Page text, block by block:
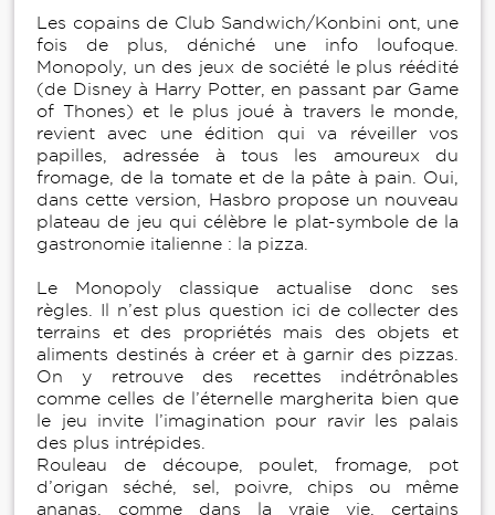
Les copains de Club Sandwich/Konbini ont, une
fois de plus, déniché une info loufoque.
Monopoly, un des jeux de société le plus réédité
(de Disney à Harry Potter, en passant par Game
of Thones) et le plus joué à travers le monde,
revient avec une édition qui va réveiller vos
papilles, adressée à tous les amoureux du
fromage, de la tomate et de la pâte à pain. Oui,
dans cette version, Hasbro propose un nouveau
plateau de jeu qui célèbre le plat-symbole de la
gastronomie italienne : la pizza.
Le Monopoly classique actualise donc ses
règles. Il n’est plus question ici de collecter des
terrains et des propriétés mais des objets et
aliments destinés à créer et à garnir des pizzas.
On y retrouve des recettes indétrônables
comme celles de l’éternelle margherita bien que
le jeu invite l’imagination pour ravir les palais
des plus intrépides.
Rouleau de découpe, poulet, fromage, pot
d’origan séché, sel, poivre, chips ou même
ananas, comme dans la vraie vie, certains